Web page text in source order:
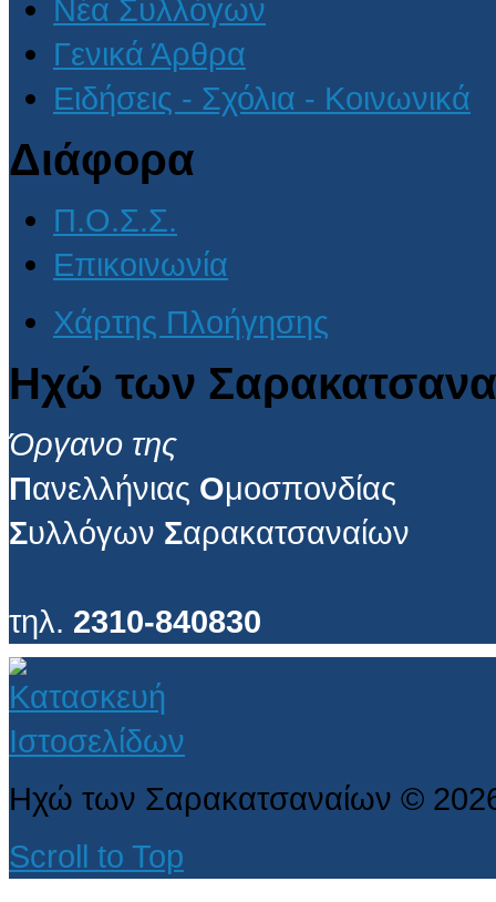
Νέα Συλλόγων
Γενικά Άρθρα
Ειδήσεις - Σχόλια - Κοινωνικά
Διάφορα
Π.Ο.Σ.Σ.
Επικοινωνία
Χάρτης Πλοήγησης
Ηχώ των
Όργανο της
Πανελλήνιας Ομοσπονδίας
Συλλόγων Σαρακατσαναίων
τηλ. 2310-840830
Ηχώ των Σαρακατσαναίων ©
Scroll to Top